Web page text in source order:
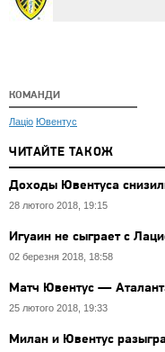
КОМАНДИ
Лаціо Ювентус
ЧИТАЙТЕ ТАКОЖ
Доходы Ювентуса
28 лютого 2018, 19:15
Игуаин не сыграет с
02 березня 2018, 18:58
Матч Ювентус —
25 лютого 2018, 19:33
Милан и Ювентус